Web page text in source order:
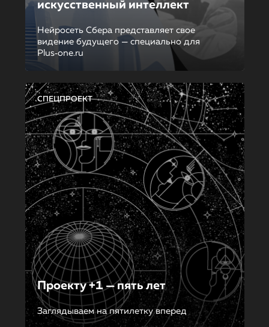
искусственный интеллект
Нейросеть Сбера представляет свое
видение будущего — специально для
Plus‑one.ru
СПЕЦПРОЕКТ
Проекту +1 — пять лет
Заглядываем на пятилетку вперед